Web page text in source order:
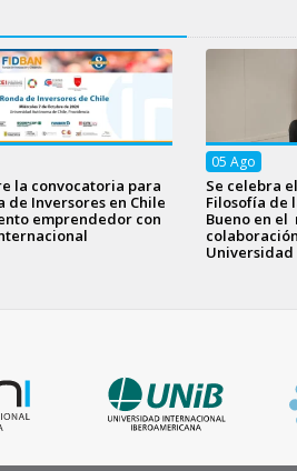
la convocatoria para
de Inversores en Chile
emprendedor con
05 Ago
Se celebra
Filosofía de
Bueno en el